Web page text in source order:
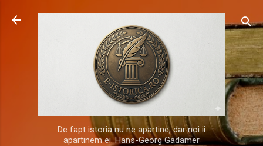
Treceți la conținutul principal
De fapt istoria nu ne apartine, dar noi ii
apartinem ei. Hans-Georg Gadamer